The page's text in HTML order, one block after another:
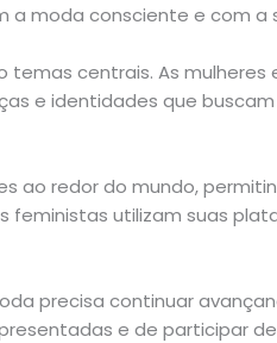
a moda consciente e com a
centrais. As
e identidades que
ao redor do mundo,
feministas utilizam suas
precisa continuar
e de participar